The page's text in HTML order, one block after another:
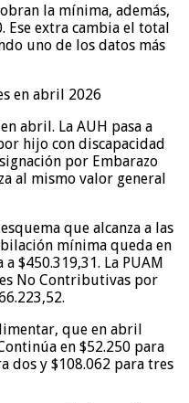
la mínima, además,
Ese extra cambia el total
uno de los datos más
en abril 2026
abril. La AUH pasa a
hijo con discapacidad
por Embarazo
al mismo valor general
que alcanza a las
mínima queda en
$450.319,31. La PUAM
No Contributivas por
que en abril
en $52.250 para
dos y $108.062 para tres